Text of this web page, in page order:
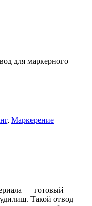
для маркерного
, Маркерение
— готовый
Такой отвод